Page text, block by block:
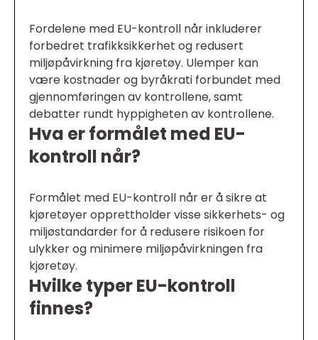
Fordelene med EU-kontroll når inkluderer
forbedret trafikksikkerhet og redusert
miljøpåvirkning fra kjøretøy. Ulemper kan
være kostnader og byråkrati forbundet med
gjennomføringen av kontrollene, samt
debatter rundt hyppigheten av kontrollene.
Hva er formålet med EU-
kontroll når?
Formålet med EU-kontroll når er å sikre at
kjøretøyer opprettholder visse sikkerhets- og
miljøstandarder for å redusere risikoen for
ulykker og minimere miljøpåvirkningen fra
kjøretøy.
Hvilke typer EU-kontroll
finnes?